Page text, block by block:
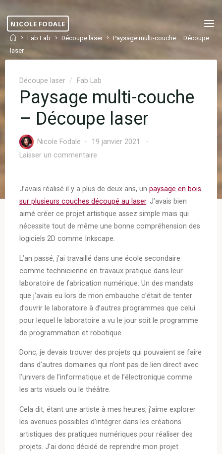
content
NICOLE FODALE
HomeFab Lab Découpe laser
Paysage multi-couche – Découpe
laser
Découpe laser / Fab Lab
Paysage multi-couche
– Découpe laser
Nicole Fodale
19 janvier 2021
Laisser un commentaire
J’avais réalisé il y a plus de deux ans, un paysage en bois
sur plusieurs couches découpé au laser. J’avais bien
aimé créer ce projet artistique assez simple mais qui
nécessite tout de même une bonne compréhension des
logiciels 2D comme Inkscape.
L’an passé, j’ai travaillé dans une école secondaire
comme technicienne en travaux pratique dans leur
laboratoire de fabrication numérique. Un des mandats
que j’avais eu lors de mon embauche c’était de tenter
d’ouvrir le laboratoire à d’autres programmes que celui
pour lequel le laboratoire a vu le jour soit le programme
de programmation et robotique.
Donc, je devais trouver des projets qui pouvaient se faire
dans d’autres domaines qui n’ont pas de lien direct avec
l’univers de l’informatique et de l’électronique comme
les arts visuels ou le théâtre.
Cela dit, étant une artiste à mes heures, j’aime explorer
les avenues possibles d’intégrer dans les créations
artistiques des pratiques numériques pour réaliser des
projets. J’ai donc décidé de reprendre mon projet